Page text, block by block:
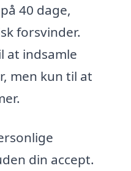
40 dage,
forsvinder.
at indsamle
men kun til at
din accept.